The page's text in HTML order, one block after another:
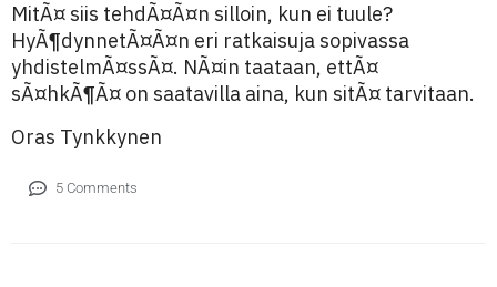
MitÃ¤ siis tehdÃ¤Ã¤n silloin, kun ei tuule?
HyÃ¶dynnetÃ¤Ã¤n eri ratkaisuja sopivassa
yhdistelmÃ¤ssÃ¤. NÃ¤in taataan, ettÃ¤
sÃ¤hkÃ¶Ã¤ on saatavilla aina, kun sitÃ¤ tarvitaan.
Oras Tynkkynen
5 Comments